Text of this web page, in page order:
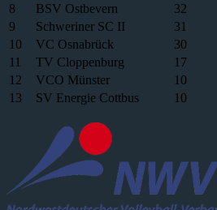
8
BSV Ostbevern
32
9
Schweriner SC II
31
10
VC Osnabrück
30
11
TV Cloppenburg
17
12
VCO Münster
10
13
SV Energie Cottbus 10